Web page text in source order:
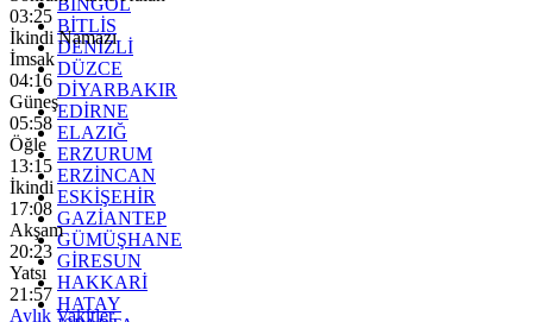
BİNGÖL
BİTLİS
DENİZLİ
DÜZCE
DİYARBAKIR
EDİRNE
ELAZIĞ
ERZURUM
ERZİNCAN
ESKİŞEHİR
GAZİANTEP
GÜMÜŞHANE
GİRESUN
HAKKARİ
HATAY
03:24
İkindi Namazı
İmsak
04:16
Güneş
05:58
Öğle
13:15
İkindi
17:08
Akşam
20:23
Yatsı
21:57
Aylık Vakitler